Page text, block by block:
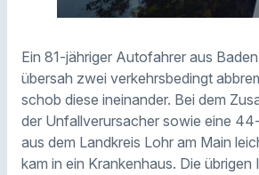
Ein 81-jähriger Autofahrer aus
übersah zwei verkehrsbedingt
schob diese ineinander. Bei dem
der Unfallverursacher sowie eine
aus dem Landkreis Lohr am Main
kam in ein Krankenhaus. Die übrigen